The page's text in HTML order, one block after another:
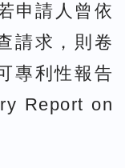
申請人曾依
請求，則卷
專利性報告
Report on